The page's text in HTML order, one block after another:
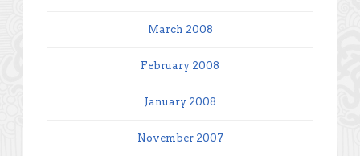
March 2008
February 2008
January 2008
November 2007